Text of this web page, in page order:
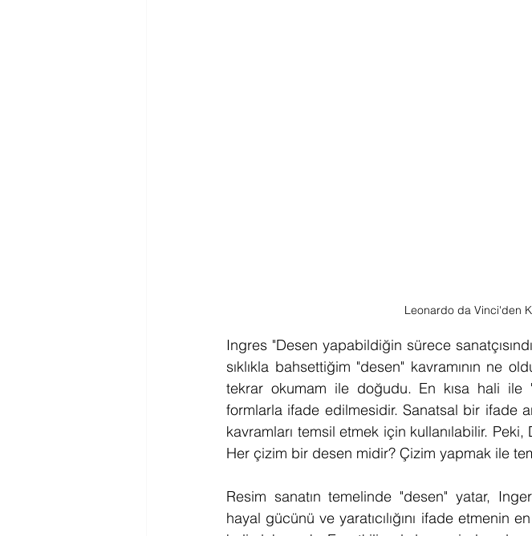
Leonardo da Vinci'den
Ingres "Desen yapabildiğin sürece
sıklıkla bahsettiğim "desen" kavramının ne
tekrar okumam ile doğudu. En kısa hali
formlarla ifade edilmesidir. Sanatsal bir ifade
kavramları temsil etmek için kullanılabilir.
Her çizim bir desen midir? Çizim yapmak ile
Resim sanatın temelinde "desen" yatar,
hayal gücünü ve yaratıcılığını ifade etmenin